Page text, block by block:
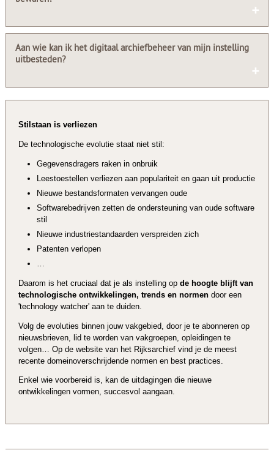
Aan wie kan ik het digitaal archiefbeheer van mijn instelling
uitbesteden?
Stilstaan is verliezen
De technologische evolutie staat niet stil:
Gegevensdragers raken in onbruik
Leestoestellen verliezen aan populariteit en gaan uit productie
Nieuwe bestandsformaten vervangen oude
Softwarebedrijven zetten de ondersteuning van oude software
stil
Nieuwe industriestandaarden verspreiden zich
Patenten verlopen
Daarom is het cruciaal dat je als instelling op de hoogte blijft van
technologische ontwikkelingen, trends en normen door een
'technology watcher' aan te duiden.
Volg de evoluties binnen jouw vakgebied, door je te abonneren op
nieuwsbrieven, lid te worden van vakgroepen, opleidingen te
volgen… Op de website van het Rijksarchief vind je de meest
recente domeinoverschrijdende normen en best practices.
Enkel wie voorbereid is, kan de uitdagingen die nieuwe
ontwikkelingen vormen, succesvol aangaan.